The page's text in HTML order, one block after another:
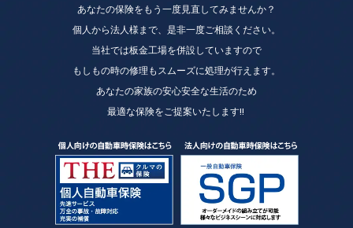
あなたの保険をもう一度見直してみませんか？
個人から法人様まで、是非一度ご相談ください。
当社では板金工場を併設していますので
もしもの時の修理もスムーズに処理が行えます。
あなたの家族の安心安全な生活のため
最適な保険をご提案いたします!!